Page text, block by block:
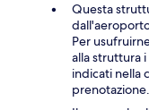
Questa
Per
alla struttura
indicati nella
prenotazione.